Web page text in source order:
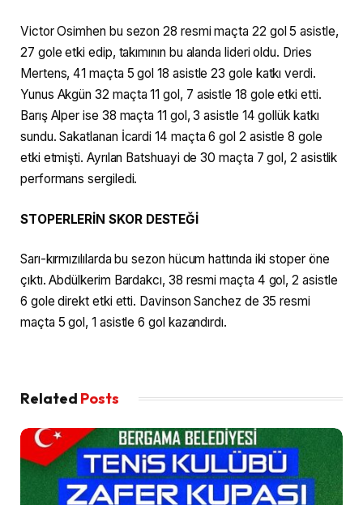
Victor Osimhen bu sezon 28 resmi maçta 22 gol 5 asistle,
27 gole etki edip, takımının bu alanda lideri oldu. Dries
Mertens, 41 maçta 5 gol 18 asistle 23 gole katkı verdi.
Yunus Akgün 32 maçta 11 gol, 7 asistle 18 gole etki etti.
Barış Alper ise 38 maçta 11 gol, 3 asistle 14 gollük katkı
sundu. Sakatlanan İcardi 14 maçta 6 gol 2 asistle 8 gole
etki etmişti. Ayrılan Batshuayi de 30 maçta 7 gol, 2 asistlik
performans sergiledi.
STOPERLERİN SKOR DESTEĞİ
Sarı-kırmızılılarda bu sezon hücum hattında iki stoper öne
çıktı. Abdülkerim Bardakcı, 38 resmi maçta 4 gol, 2 asistle
6 gole direkt etki etti. Davinson Sanchez de 35 resmi
maçta 5 gol, 1 asistle 6 gol kazandırdı.
Related Posts